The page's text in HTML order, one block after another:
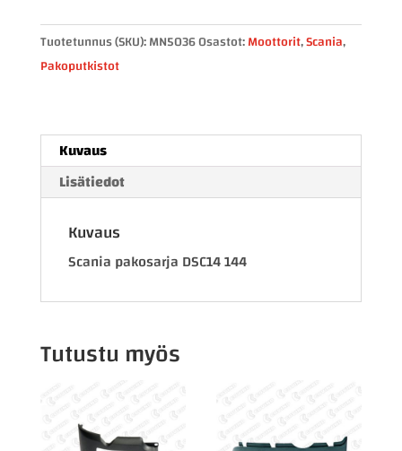
pakosarja
DSC14
144
Tuotetunnus (SKU):MN5036Osastot:Moottorit,Scania,
Pakoputkistot
Kuvaus
Lisätiedot
Kuvaus
Scania pakosarja DSC14 144
Tutustu myös